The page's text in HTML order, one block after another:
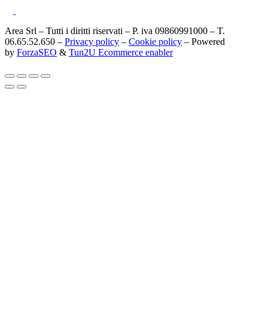
Area Srl – Tutti i diritti riservati – P. iva 09860991000 – T.
06.65.52.650 – Privacy policy – Cookie policy – Powered
by ForzaSEO & Tun2U Ecommerce enabler